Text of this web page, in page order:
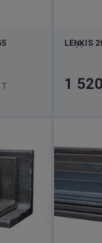
T
LEŅĶIS
Cena
1